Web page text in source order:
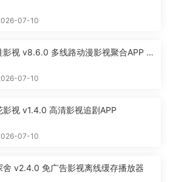
07-10
影视 v8.6.0 多线路动漫影视聚合APP 免
07-10
影视 v1.4.0 高清影视追剧APP
07-10
舍 v2.4.0 免广告影视离线缓存播放器